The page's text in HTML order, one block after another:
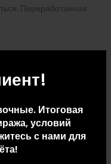
Итоговая
условий
с нами для
Переработанная